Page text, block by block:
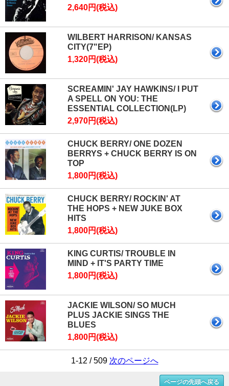
2,640円(税込)
WILBERT HARRISON/ KANSAS
CITY(7"EP)
1,320円(税込)
SCREAMIN' JAY HAWKINS/ I PUT
A SPELL ON YOU: THE
ESSENTIAL COLLECTION(LP)
2,970円(税込)
CHUCK BERRY/ ONE DOZEN
BERRYS + CHUCK BERRY IS ON
TOP
1,800円(税込)
CHUCK BERRY/ ROCKIN' AT
THE HOPS + NEW JUKE BOX
HITS
1,800円(税込)
KING CURTIS/ TROUBLE IN
MIND + IT'S PARTY TIME
1,800円(税込)
JACKIE WILSON/ SO MUCH
PLUS JACKIE SINGS THE
BLUES
1,800円(税込)
1-12 / 509 次のページへ
ページの先頭へ戻る